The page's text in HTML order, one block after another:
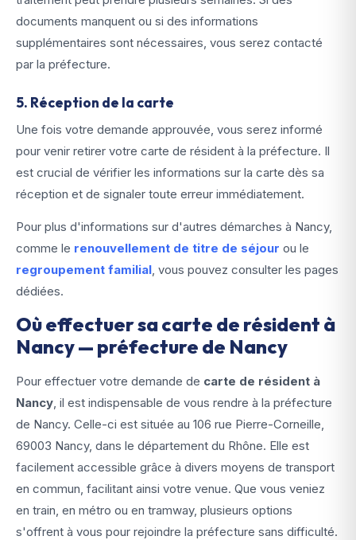
documents manquent ou si des informations
supplémentaires sont nécessaires, vous serez contacté
par la préfecture.
5. Réception de la carte
Une fois votre demande approuvée, vous serez informé
pour venir retirer votre carte de résident à la préfecture. Il
est crucial de vérifier les informations sur la carte dès sa
réception et de signaler toute erreur immédiatement.
Pour plus d'informations sur d'autres démarches à Nancy,
comme le renouvellement de titre de séjour ou le
regroupement familial, vous pouvez consulter les pages
dédiées.
Où effectuer sa carte de résident à
Nancy — préfecture de Nancy
Pour effectuer votre demande de carte de résident à
Nancy, il est indispensable de vous rendre à la préfecture
de Nancy. Celle-ci est située au 106 rue Pierre-Corneille,
69003 Nancy, dans le département du Rhône. Elle est
facilement accessible grâce à divers moyens de transport
en commun, facilitant ainsi votre venue. Que vous veniez
en train, en métro ou en tramway, plusieurs options
s'offrent à vous pour rejoindre la préfecture sans difficulté.